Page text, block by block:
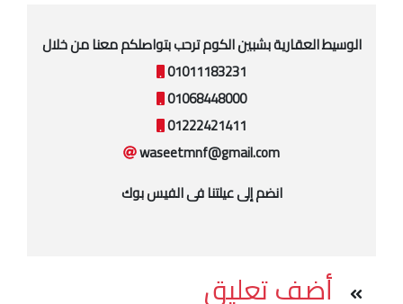
الوسيط العقارية بشبين الكوم ترحب بتواصلكم معنا من خلال
01011183231
01068448000
01222421411
waseetmnf@gmail.com
انضم إلى عيلتنا فى الفيس بوك
أضف تعليق